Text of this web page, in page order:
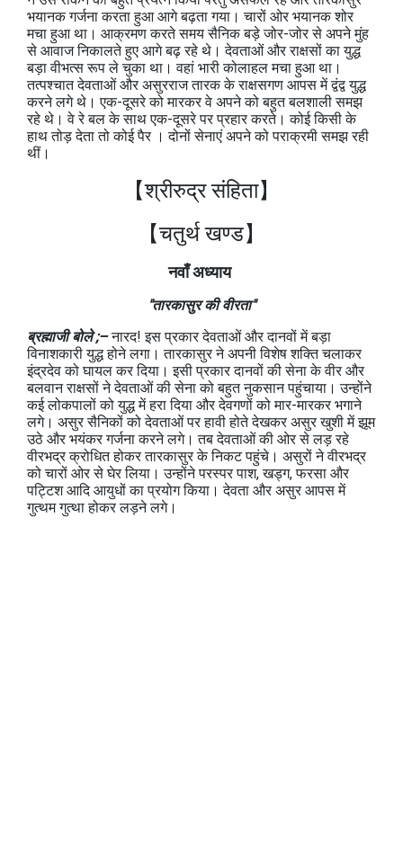
भयानक गर्जना करता हुआ आगे बढ़ता गया। चारों ओर भयानक शोर
मचा हुआ था। आक्रमण करते समय सैनिक बड़े जोर-जोर से अपने मुंह
से आवाज निकालते हुए आगे बढ़ रहे थे। देवताओं और राक्षसों का युद्ध
बड़ा वीभत्स रूप ले चुका था। वहां भारी कोलाहल मचा हुआ था।
तत्पश्चात देवताओं और असुरराज तारक के राक्षसगण आपस में द्वंद्व युद्ध
करने लगे थे। एक-दूसरे को मारकर वे अपने को बहुत बलशाली समझ
रहे थे। वे रे बल के साथ एक-दूसरे पर प्रहार करते। कोई किसी के
हाथ तोड़ देता तो कोई पैर । दोनों सेनाएं अपने को पराक्रमी समझ रही
थीं।
【श्रीरुद्र संहिता】
【चतुर्थ खण्ड】
नवाँ अध्याय
"तारकासुर की वीरता"
ब्रह्माजी बोले ;–नारद! इस प्रकार देवताओं और दानवों में बड़ा
विनाशकारी युद्ध होने लगा। तारकासुर ने अपनी विशेष शक्ति चलाकर
इंद्रदेव को घायल कर दिया। इसी प्रकार दानवों की सेना के वीर और
बलवान राक्षसों ने देवताओं की सेना को बहुत नुकसान पहुंचाया। उन्होंने
कई लोकपालों को युद्ध में हरा दिया और देवगणों को मार-मारकर भगाने
लगे। असुर सैनिकों को देवताओं पर हावी होते देखकर असुर खुशी में झूम
उठे और भयंकर गर्जना करने लगे। तब देवताओं की ओर से लड़ रहे
वीरभद्र क्रोधित होकर तारकासुर के निकट पहुंचे। असुरों ने वीरभद्र
को चारों ओर से घेर लिया। उन्होंने परस्पर पाश, खड्ग, फरसा और
पट्टिश आदि आयुधों का प्रयोग किया। देवता और असुर आपस में
गुत्थम गुत्था होकर लड़ने लगे।